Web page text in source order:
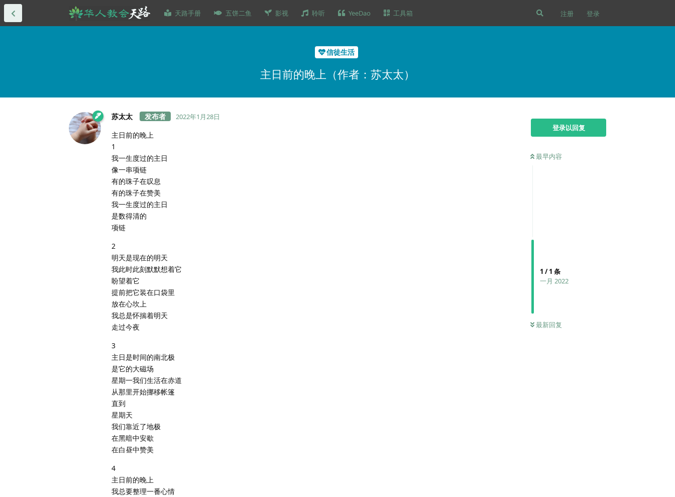
天路手册 五饼二鱼 影视 聆听 YeeDao 工具箱 注册 登录
信徒生活
主日前的晚上（作者：苏太太）
登录以回复
最早内容
1 /1 条
一月 2022
最新回复
苏太太 2022年1月28日
主日前的晚上
1
我一生度过的主日
像一串项链
有的珠子在叹息
有的珠子在赞美
我一生度过的主日
是数得清的
项链
2
明天是现在的明天
我此时此刻默默想着它
盼望着它
提前把它装在口袋里
放在心坎上
我总是怀揣着明天
走过今夜
3
主日是时间的南北极
是它的大磁场
星期一我们生活在赤道
从那里开始挪移帐篷
直到
星期天
我们靠近了地极
在黑暗中安歇
在白昼中赞美
4
主日前的晚上
我总要整理一番心情